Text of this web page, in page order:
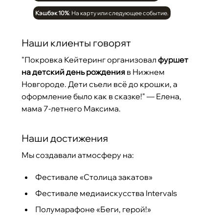
Кэшбэк 10%: На карту или следующее событие.
Наши клиенты говорят
"Покровка Кейтеринг организовал фуршет
на детский день рожденияв Нижнем
Новгороде. Дети съели всё до крошки, а
оформление было как в сказке!" — Елена,
мама 7-летнего Максима.
Наши достижения
Мы создавали атмосферу на:
Фестивале «Столица закатов»
Фестивале медиаискусства Intervals
Полумарафоне «Беги, герой!»